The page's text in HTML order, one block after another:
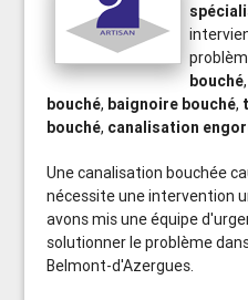
bouché,
bouché, baignoire bouché,
bouché, canalisation
Une canalisation bouchée
nécessite une intervention
avons mis une équipe
solutionner le problème
Belmont-d'Azergues.